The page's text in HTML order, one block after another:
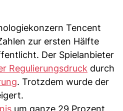
Tencent
zur ersten Hälfte
Der Spielanbieter
Regulierungsdruck durch
. Trotzdem wurde der
um ganze 29 Prozent